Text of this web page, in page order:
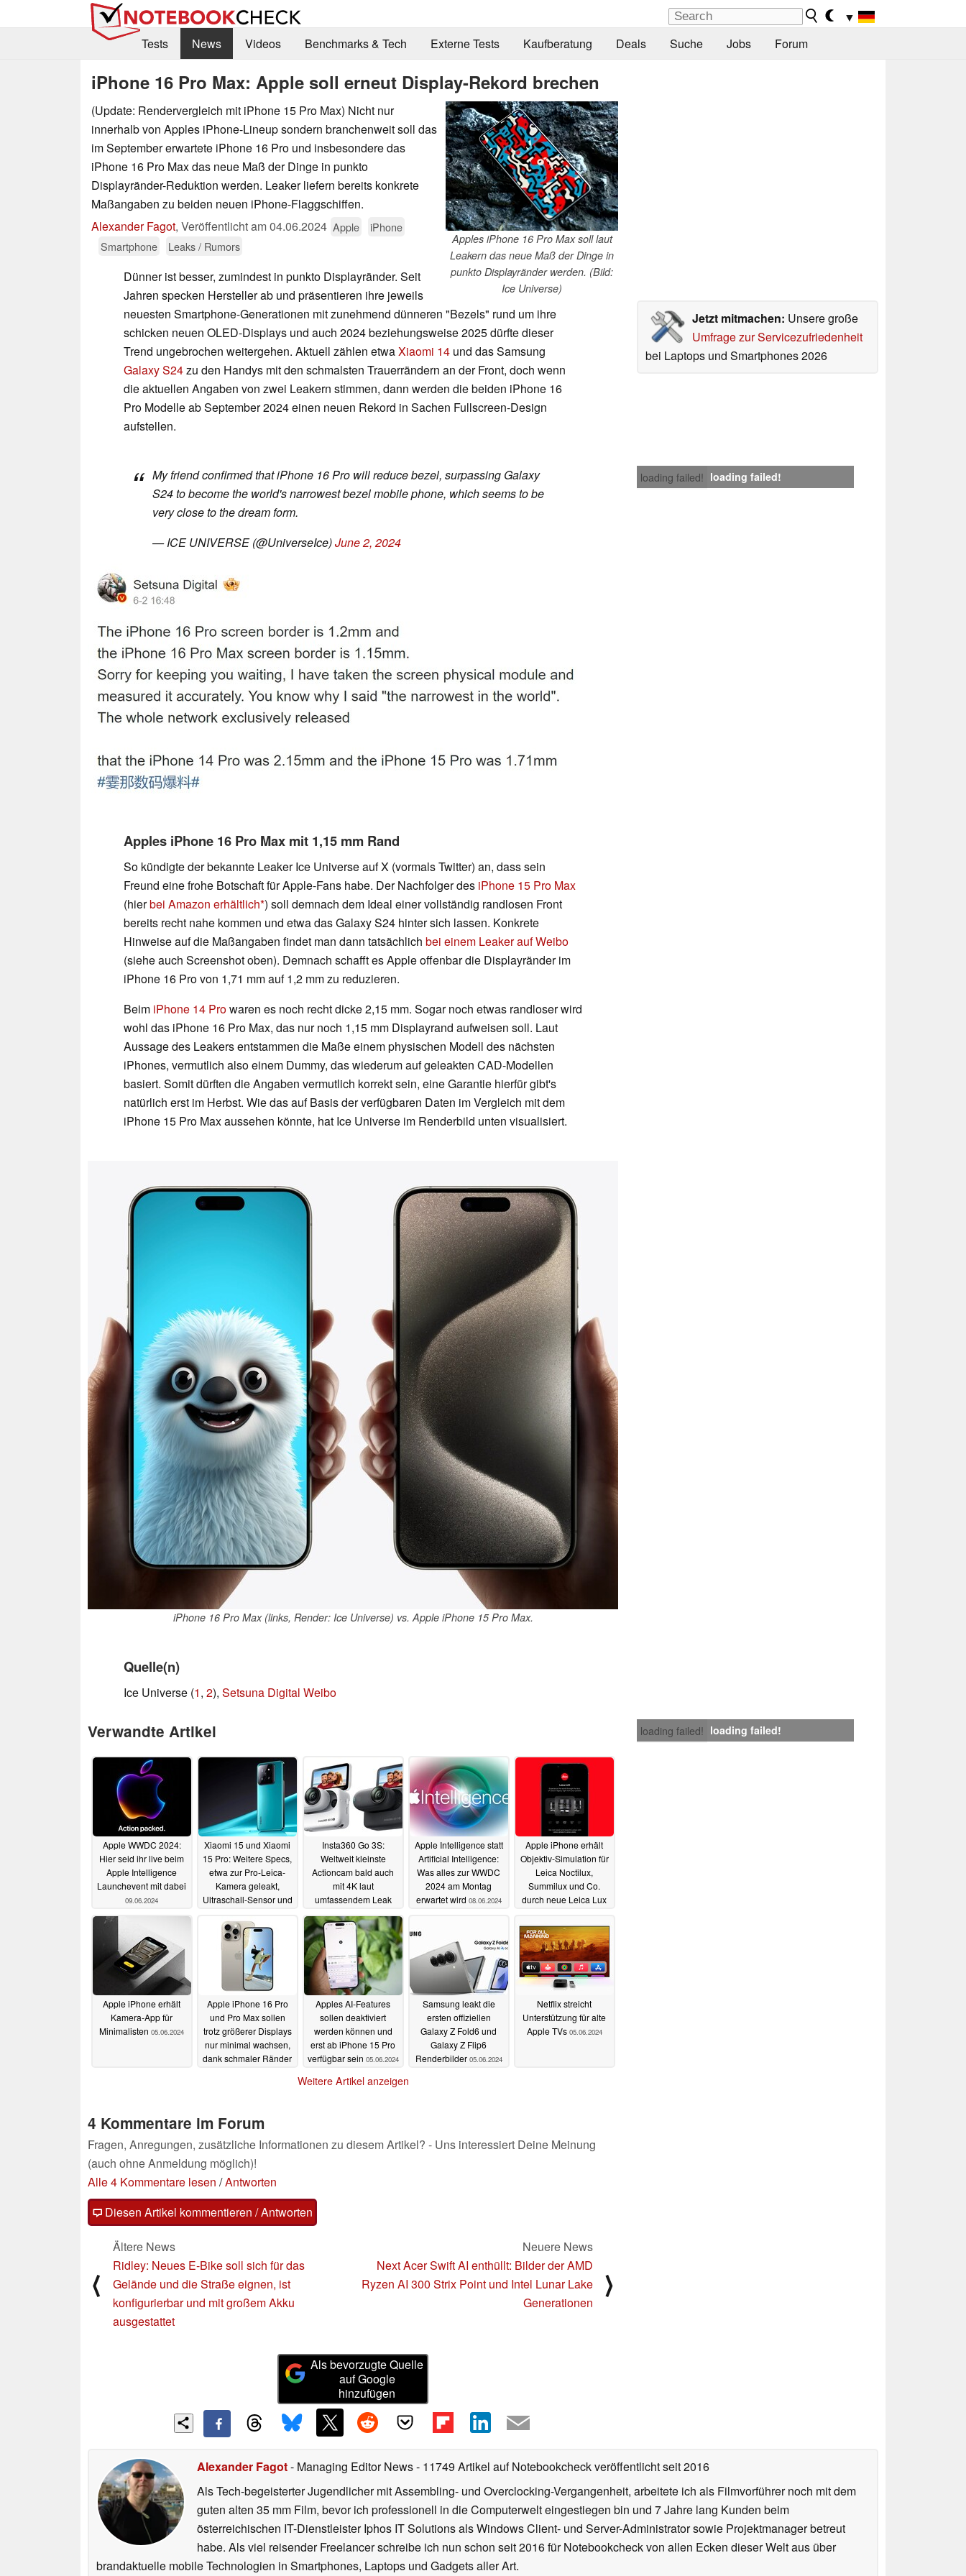
▼
Tests
News Videos Benchmarks & Tech Externe Tests Kaufberatung Deals Suche Jobs Forum
iPhone 16 Pro Max: Apple soll erneut Display-Rekord brechen
Apples iPhone 16 Pro Max soll laut
Leakern das neue Maß der Dinge in
punkto Displayränder werden. (Bild:
Ice Universe)
(Update: Rendervergleich mit iPhone 15 Pro Max) Nicht nur
innerhalb von Apples iPhone-Lineup sondern branchenweit soll das
im September erwartete iPhone 16 Pro und insbesondere das
iPhone 16 Pro Max das neue Maß der Dinge in punkto
Displayränder-Reduktion werden. Leaker liefern bereits konkrete
Maßangaben zu beiden neuen iPhone-Flaggschiffen.
Alexander Fagot, Veröffentlicht am04.06.2024 Apple
iPhone
Smartphone
Leaks / Rumors
Jetzt mitmachen: Unsere große
Umfrage zur Servicezufriedenheit
bei Laptops und Smartphones 2026
Dünner ist besser, zumindest in punkto Displayränder. Seit
Jahren specken Hersteller ab und präsentieren ihre jeweils
neuesten Smartphone-Generationen mit zunehmend dünneren "Bezels" rund um ihre
schicken neuen OLED-Displays und auch 2024 beziehungsweise 2025 dürfte dieser
Trend ungebrochen weitergehen. Aktuell zählen etwaXiaomi 14 und das Samsung
Galaxy S24zu den Handys mit den schmalsten Trauerrändern an der Front, doch wenn
die aktuellen Angaben von zwei Leakern stimmen, dann werden die beiden iPhone 16
Pro Modelle ab September 2024 einen neuen Rekord in Sachen Fullscreen-Design
aufstellen.
loading failed! loading failed!
My friend confirmed that iPhone 16 Pro will reduce bezel, surpassing Galaxy
S24 to become the world's narrowest bezel mobile phone, which seems to be
very close to the dream form.
— ICE UNIVERSE (@UniverseIce)June 2, 2024
Apples iPhone 16 Pro Max mit 1,15 mm Rand
So kündigte der bekannte Leaker Ice Universe auf X (vormals Twitter) an, dass sein
Freund eine frohe Botschaft für Apple-Fans habe. Der Nachfolger des iPhone 15 Pro Max
(hierbei Amazon erhältlich ) soll demnach dem Ideal einer vollständig randlosen Front
bereits recht nahe kommen und etwa das Galaxy S24 hinter sich lassen. Konkrete
Hinweise auf die Maßangaben findet man dann tatsächlich bei einem Leaker auf Weibo
(siehe auch Screenshot oben). Demnach schafft es Apple offenbar die Displayränder im
iPhone 16 Pro von 1,71 mm auf 1,2 mm zu reduzieren.
Beim iPhone 14 Prowaren es noch recht dicke 2,15 mm. Sogar noch etwas randloser wird
wohl das iPhone 16 Pro Max, das nur noch 1,15 mm Displayrand aufweisen soll. Laut
Aussage des Leakers entstammen die Maße einem physischen Modell des nächsten
iPhones, vermutlich also einem Dummy, das wiederum auf geleakten CAD-Modellen
basiert. Somit dürften die Angaben vermutlich korrekt sein, eine Garantie hierfür gibt's
natürlich erst im Herbst. Wie das auf Basis der verfügbaren Daten im Vergleich mit dem
iPhone 15 Pro Max aussehen könnte, hat Ice Universe im Renderbild unten visualisiert.
iPhone 16 Pro Max (links, Render: Ice Universe) vs. Apple iPhone 15 Pro Max.
Quelle(n)
Ice Universe (1, 2), Setsuna Digital Weibo
loading failed! loading failed!
Verwandte Artikel
Apple WWDC 2024:
Hier seid ihr live beim
Apple Intelligence
Launchevent mit dabei
09.06.2024
Xiaomi 15 und Xiaomi
15 Pro: Weitere Specs,
etwa zur Pro-Leica-
Kamera geleakt,
Ultraschall-Sensor und
Insta360 Go 3S:
Weltweit kleinste
Actioncam bald auch
mit 4K laut
umfassendem Leak
08.06.2024
Apple Intelligence statt
Artificial Intelligence:
Was alles zur WWDC
2024 am Montag
erwartet wird 08.06.2024
Apple iPhone erhält
Objektiv-Simulation für
Leica Noctilux,
Summilux und Co.
durch neue Leica Lux
Apple iPhone erhält
Kamera-App für
Minimalisten 05.06.2024
Apple iPhone 16 Pro
und Pro Max sollen
trotz größerer Displays
nur minimal wachsen,
dank schmaler Ränder
Apples AI-Features
sollen deaktiviert
werden können und
erst ab iPhone 15 Pro
verfügbar sein 05.06.2024
Samsung leakt die
ersten offiziellen
Galaxy Z Fold6 und
Galaxy Z Flip6
Renderbilder 05.06.2024
Netflix streicht
Unterstützung für alte
Apple TVs 05.06.2024
Weitere Artikel anzeigen
4 Kommentare im Forum
Fragen, Anregungen, zusätzliche Informationen zu diesem Artikel? - Uns interessiert Deine Meinung
(auch ohne Anmeldung möglich)!
Alle 4 Kommentare lesen /Antworten
Diesen Artikel kommentieren / Antworten
⟨
Ältere News
Ridley: Neues E-Bike soll sich für das
Gelände und die Straße eignen, ist
konfigurierbar und mit großem Akku
ausgestattet
Neuere News
Next Acer Swift AI enthüllt: Bilder der AMD
Ryzen AI 300 Strix Point und Intel Lunar Lake
Generationen
⟩
Als bevorzugte Quelle
auf Google
hinzufügen
Alexander Fagot- Managing Editor News- 11749 Artikel auf Notebookcheck veröffentlichtseit 2016
Als Tech-begeisterter Jugendlicher mit Assembling- und Overclocking-Vergangenheit, arbeitete ich als Filmvorführer noch mit dem
guten alten 35 mm Film, bevor ich professionell in die Computerwelt eingestiegen bin und 7 Jahre lang Kunden beim
österreichischen IT-Dienstleister Iphos IT Solutions als Windows Client- und Server-Administrator sowie Projektmanager betreut
habe. Als viel reisender Freelancer schreibe ich nun schon seit 2016 für Notebookcheck von allen Ecken dieser Welt aus über
brandaktuelle mobile Technologien in Smartphones, Laptops und Gadgets aller Art.